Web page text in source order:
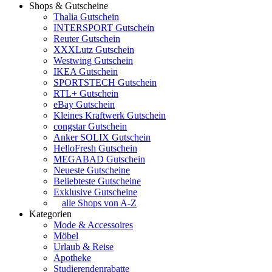
Shops & Gutscheine
Thalia Gutschein
INTERSPORT Gutschein
Reuter Gutschein
XXXLutz Gutschein
Westwing Gutschein
IKEA Gutschein
SPORTSTECH Gutschein
RTL+ Gutschein
eBay Gutschein
Kleines Kraftwerk Gutschein
congstar Gutschein
Anker SOLIX Gutschein
HelloFresh Gutschein
MEGABAD Gutschein
Neueste Gutscheine
Beliebteste Gutscheine
Exklusive Gutscheine
alle Shops von A-Z
Kategorien
Mode & Accessoires
Möbel
Urlaub & Reise
Apotheke
Studierendenrabatte